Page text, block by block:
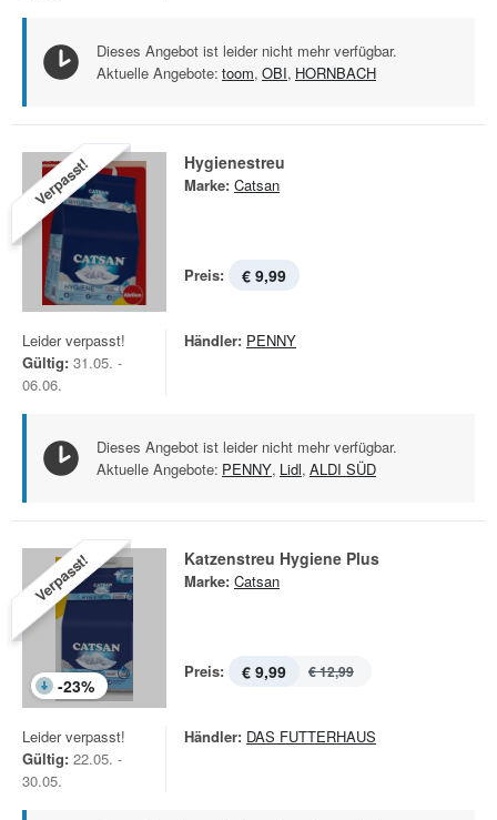
Dieses Angebot ist leider nicht mehr verfügbar.
Aktuelle Angebote: toom, OBI, HORNBACH
Verpasst! Hygienestreu
Marke: Catsan
Preis: € 9,99
Leider verpasst!
Gültig: 31.05. -
06.06.
Händler: PENNY
Dieses Angebot ist leider nicht mehr verfügbar.
Aktuelle Angebote: PENNY, Lidl, ALDI SÜD
Verpasst!
-23%
Katzenstreu Hygiene Plus
Marke: Catsan
Preis: € 9,99 € 12,99
Leider verpasst!
Gültig: 22.05. -
30.05.
Händler: DAS FUTTERHAUS